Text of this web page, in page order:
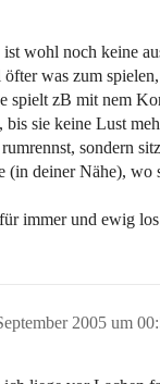
wohl noch keine
was zum
spielt zB mit nem
bis sie keine Lust
sondern
(in deiner Nähe), wo
immer und ewig
2005 um